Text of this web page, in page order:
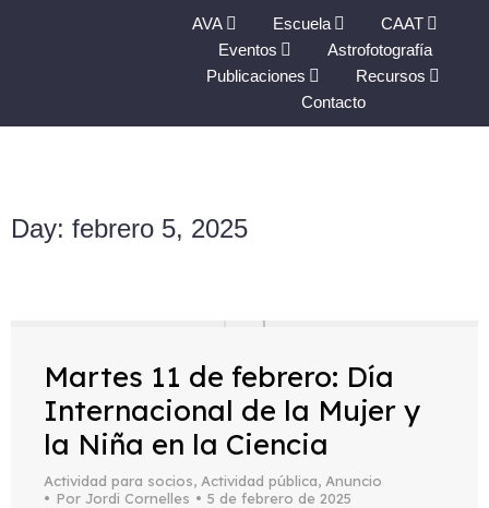
AVA Escuela
CAAT
Eventos
Astrofotografía
Publicaciones
Recursos
Contacto
Day: febrero 5, 2025
Martes 11 de febrero: Día
Internacional de la Mujer y
la Niña en la Ciencia
Actividad para socios, Actividad pública, Anuncio
Por Jordi Cornelles 5 de febrero de 2025